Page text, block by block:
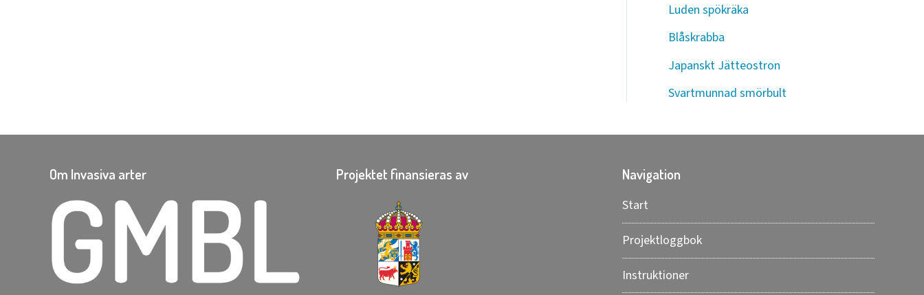
Luden spökräka
Blåskrabba
Japanskt Jätteostron
Svartmunnad smörbult
Om Invasiva arter Projektet finansieras av Navigation
Start
Projektloggbok
Instruktioner